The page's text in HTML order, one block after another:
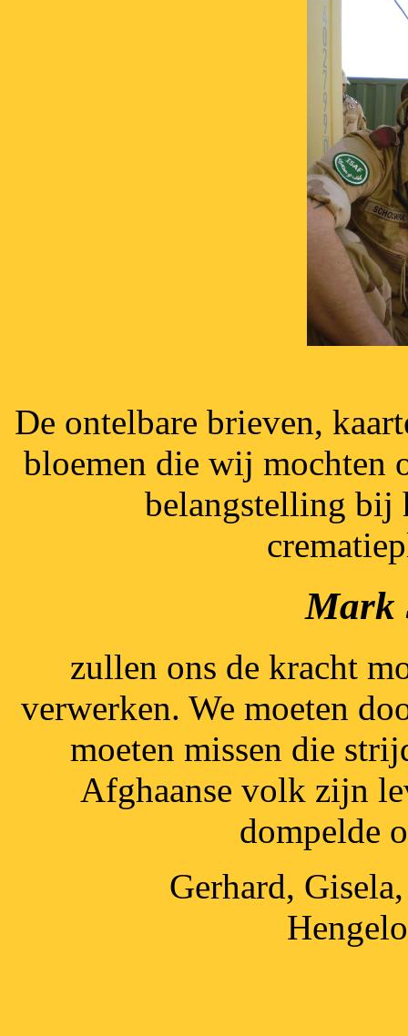
De ontelbare brieven,
bloemen die wij mochten
belangstelling bij
Mark
zullen ons de kracht
verwerken. We moeten
moeten missen die
Afghaanse volk zijn
dompelde
Gerhard,